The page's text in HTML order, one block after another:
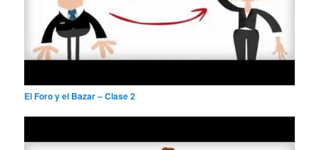
El Foro y el Bazar – Clase 2